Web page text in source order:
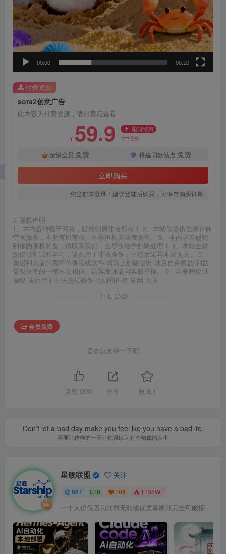
00:00 00:10
sora2创意广告
此内容为付费资源，请付费后查看
¥ 59.9 限时特惠
¥199
超级会员 免费 搭建同款站点 免费
立即购买
您当前未登录！建议登陆后购买，可保存购买订单
付费资源
© 版权声明
1、本内容转载于网络，版权归原作者所有！ 2、本站仅提供信息存储
空间服务，不拥有所有权，不承担相关法律责任。 3、本内容若侵犯
到你的版权利益，请联系我们，会尽快给予删除处理！ 4、本站全资
源仅供测试和学习，请勿用于非法操作，一切后果与本站无关。 5、
如遇到充值付费环节课程或软件 请马上删除退出 涉及自身权益/利益
需要投资的一律不要相信，访客发现请向客服举报。 6、本教程仅供
揭秘 请勿用于非法违规操作 否则和作者 官网 无关
THE END
会员免费
喜欢就支持一下吧
点赞 1339 分享 收藏 1
Don’t let a bad day make you feel lke you have a bad lfe.
不要让糟糕的一天让你误以为有个糟糕的人生
星舰联盟 关注
687 0 104 1135W+
一个人仅仅因为软弱无能或优柔寡断就完全可能招致痛苦